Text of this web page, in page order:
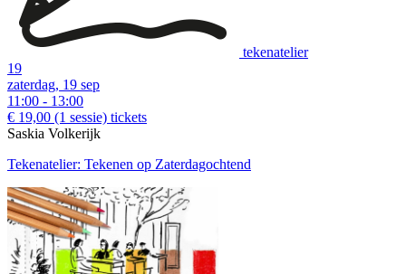
tekenatelier
19
zaterdag, 19 sep
11:00 - 13:00
€ 19,00 (1 sessie) tickets
Saskia Volkerijk
Tekenatelier: Tekenen op Zaterdagochtend